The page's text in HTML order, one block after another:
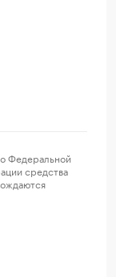
Федеральной
средства